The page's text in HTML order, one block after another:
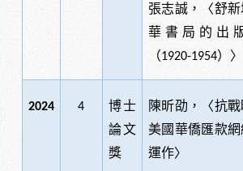
張志誠，〈舒
華書局的出
（1920-1954）〉
2024 4
博士
論文
獎
陳昕劭，〈抗
美國華僑匯款
運作〉